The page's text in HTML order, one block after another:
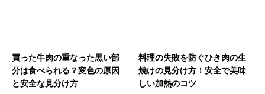
買った牛肉の重なった黒い部
分は食べられる？変色の原因
と安全な見分け方
料理の失敗を防ぐひき肉の生
焼けの見分け方！安全で美味
しい加熱のコツ